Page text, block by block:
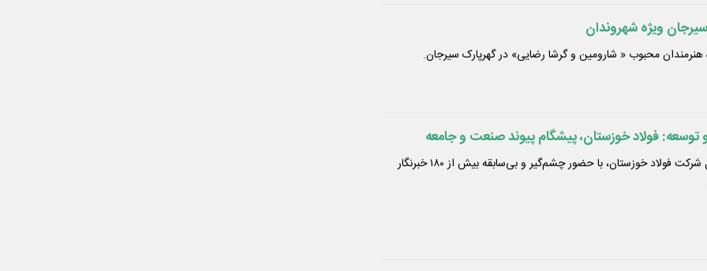
ویژه شهروندان
هنرمندان محبوب « شارومین و گرشا رضایی» در گهرپارک سیرجان.
توسعه: فولاد خوزستان، پیشگام پیوند صنعت و جامعه
نشست خبری اخیر مدیرعامل شرکت فولاد خوزستان، با حضور چشم‌گیر و بی‌سابقه بیش از ۱۸۰ خبرنگار